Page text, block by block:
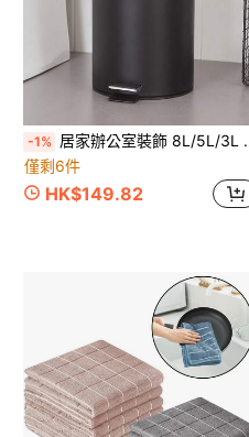
-1% 居家辦公室裝飾 8L/5L/3L 黑色圓形金屬踏板垃圾桶 廢紙簍 垃圾容器 適用於廚房浴室居家使用 可拆卸內桶 2026畢業禮物 收納整理組合款 隨機發貨
僅剩6件
HK$149.82